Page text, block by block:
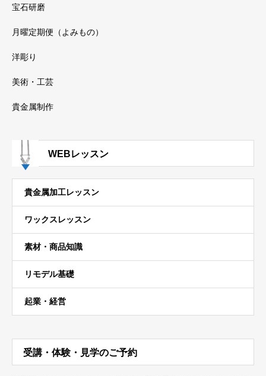
宝石研磨
月曜定期便（よみもの）
洋彫り
美術・工芸
貴金属制作
WEBレッスン
貴金属加工レッスン
ワックスレッスン
素材・商品知識
リモデル基礎
起業・経営
受講・体験・見学のご予約